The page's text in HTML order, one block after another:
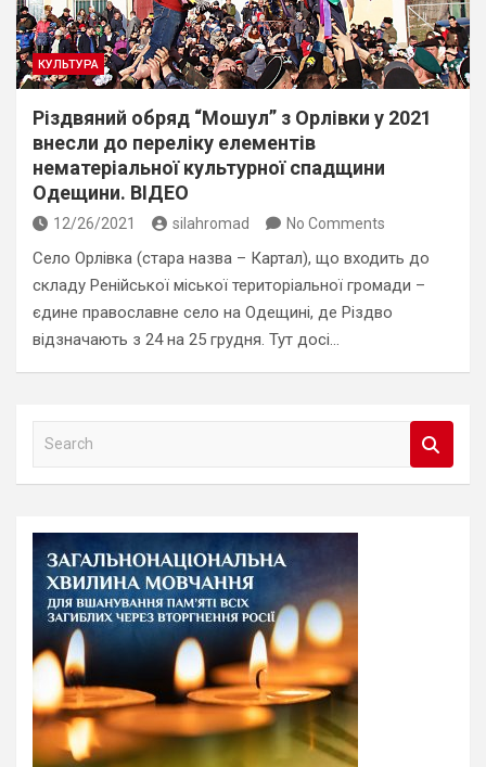
КУЛЬТУРА
Різдвяний обряд “Мошул” з Орлівки у 2021
внесли до переліку елементів
нематеріальної культурної спадщини
Одещини. ВІДЕО
12/26/2021 silahromad No Comments
Село Орлівка (стара назва – Картал), що входить до
складу Ренійської міської територіальної громади –
єдине православне село на Одещині, де Різдво
відзначають з 24 на 25 грудня. Тут досі…
a